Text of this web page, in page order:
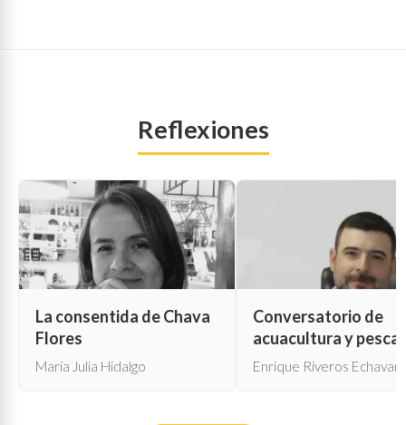
Reflexiones
La consentida de Chava
Flores
María Julia Hidalgo
Conversatorio de
acuacultura y pesca
Enrique Riveros